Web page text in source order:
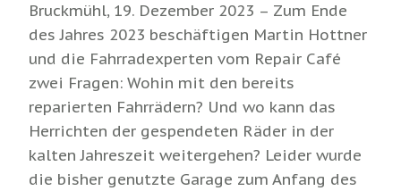
Bruckmühl, 19. Dezember 2023 – Zum Ende
des Jahres 2023 beschäftigen Martin Hottner
und die Fahrradexperten vom Repair Café
zwei Fragen: Wohin mit den bereits
reparierten Fahrrädern? Und wo kann das
Herrichten der gespendeten Räder in der
kalten Jahreszeit weitergehen? Leider wurde
die bisher genutzte Garage zum Anfang des